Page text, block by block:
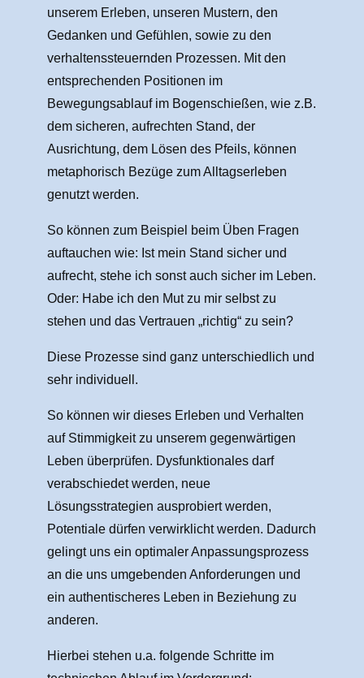
unserem Erleben, unseren Mustern, den
Gedanken und Gefühlen, sowie zu den
verhaltenssteuernden Prozessen. Mit den
entsprechenden Positionen im
Bewegungsablauf im Bogenschießen, wie z.B.
dem sicheren, aufrechten Stand, der
Ausrichtung, dem Lösen des Pfeils, können
metaphorisch Bezüge zum Alltagserleben
genutzt werden.
So können zum Beispiel beim Üben Fragen
auftauchen wie: Ist mein Stand sicher und
aufrecht, stehe ich sonst auch sicher im Leben.
Oder: Habe ich den Mut zu mir selbst zu
stehen und das Vertrauen „richtig“ zu sein?
Diese Prozesse sind ganz unterschiedlich und
sehr individuell.
So können wir dieses Erleben und Verhalten
auf Stimmigkeit zu unserem gegenwärtigen
Leben überprüfen. Dysfunktionales darf
verabschiedet werden, neue
Lösungsstrategien ausprobiert werden,
Potentiale dürfen verwirklicht werden. Dadurch
gelingt uns ein optimaler Anpassungsprozess
an die uns umgebenden Anforderungen und
ein authentischeres Leben in Beziehung zu
anderen.
Hierbei stehen u.a. folgende Schritte im